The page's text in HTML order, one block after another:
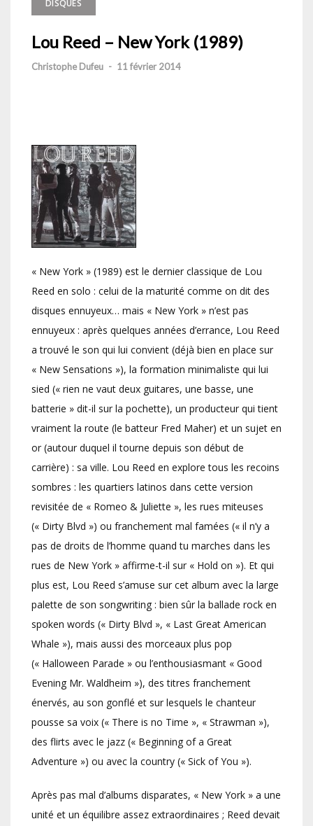
DISQUES
Lou Reed – New York (1989)
Christophe Dufeu - 11 février 2014
« New York » (1989) est le dernier classique de Lou
Reed en solo : celui de la maturité comme on dit des
disques ennuyeux… mais « New York » n’est pas
ennuyeux : après quelques années d’errance, Lou Reed
a trouvé le son qui lui convient (déjà bien en place sur
« New Sensations »), la formation minimaliste qui lui
sied (« rien ne vaut deux guitares, une basse, une
batterie » dit-il sur la pochette), un producteur qui tient
vraiment la route (le batteur Fred Maher) et un sujet en
or (autour duquel il tourne depuis son début de
carrière) : sa ville. Lou Reed en explore tous les recoins
sombres : les quartiers latinos dans cette version
revisitée de « Romeo & Juliette », les rues miteuses
(« Dirty Blvd ») ou franchement mal famées (« il n’y a
pas de droits de l’homme quand tu marches dans les
rues de New York » affirme-t-il sur « Hold on »). Et qui
plus est, Lou Reed s’amuse sur cet album avec la large
palette de son songwriting : bien sûr la ballade rock en
spoken words (« Dirty Blvd », « Last Great American
Whale »), mais aussi des morceaux plus pop
(« Halloween Parade » ou l’enthousiasmant « Good
Evening Mr. Waldheim »), des titres franchement
énervés, au son gonflé et sur lesquels le chanteur
pousse sa voix (« There is no Time », « Strawman »),
des flirts avec le jazz (« Beginning of a Great
Adventure ») ou avec la country (« Sick of You »).
Après pas mal d’albums disparates, « New York » a une
unité et un équilibre assez extraordinaires ; Reed devait